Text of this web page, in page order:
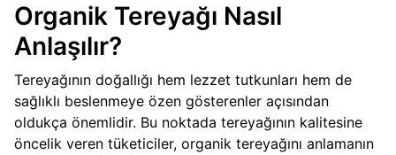
Organik Tereyağı Nasıl
Anlaşılır?
Tereyağının doğallığı hem lezzet tutkunları hem de
sağlıklı beslenmeye özen gösterenler açısından
oldukça önemlidir. Bu noktada tereyağının kalitesine
öncelik veren tüketiciler, organik tereyağını anlamanın